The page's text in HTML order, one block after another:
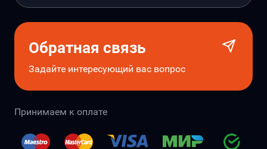
Обратная связь
Задайте интересующий вас вопрос
Принимаем к оплате